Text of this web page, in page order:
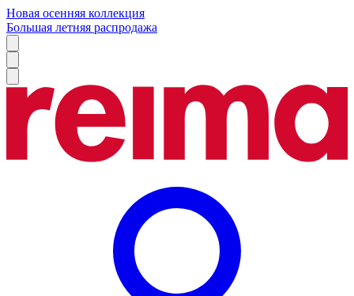
Новая осенняя коллекция
Большая летняя распродажа